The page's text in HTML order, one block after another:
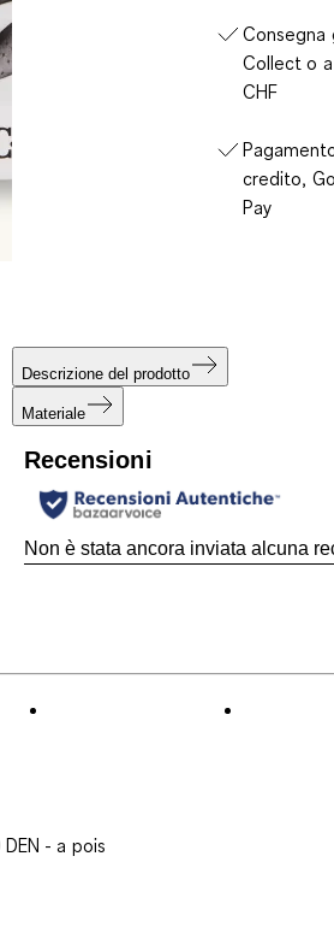
Consegna
Collect o
CHF
credito,
Pay
Descrizione del prodotto
Materiale
Recensioni
Non è stata ancora inviata alcuna
- a pois